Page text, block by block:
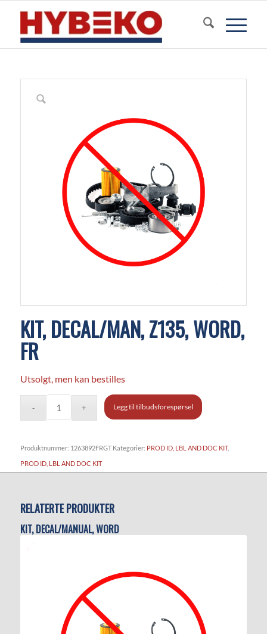
KIT, DECAL/MAN, Z135, WORD,
FR
Utsolgt, men kan bestilles
Legg til tilbudsforespørsel
Produktnummer: 1263892FRGT Kategorier: PROD ID, LBL AND DOC KIT,
PROD ID, LBL AND DOC KIT
RELATERTE PRODUKTER
KIT, DECAL/MANUAL, WORD